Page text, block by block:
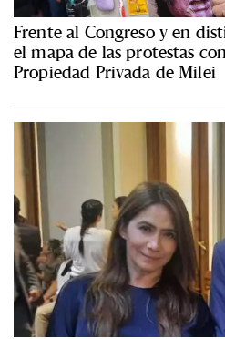
Frente al Congreso y en
el mapa de las protestas
Propiedad Privada de Milei